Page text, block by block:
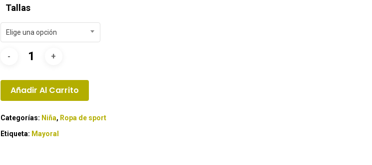
Tallas
Elige una opción
Añadir Al Carrito
Categorías: Niña, Ropa de sport
Etiqueta: Mayoral